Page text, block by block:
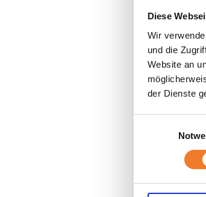
Diese
Wir
und die
Website an
der Dienste